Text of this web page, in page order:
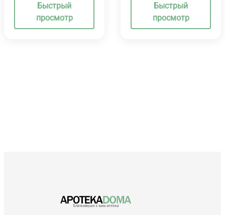
Быстрый
просмотр
Быстрый
просмотр